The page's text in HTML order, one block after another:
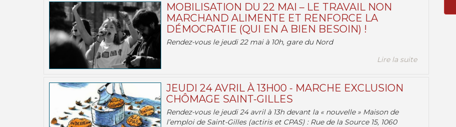
MOBILISATION DU 22 MAI – LE TRAVAIL NON
MARCHAND ALIMENTE ET RENFORCE LA
DÉMOCRATIE (QUI EN A BIEN BESOIN) !
Rendez-vous le jeudi 22 mai à 10h, gare du Nord
Lire la suite
JEUDI 24 AVRIL À 13H00 - MARCHE EXCLUSION
CHÔMAGE SAINT-GILLES
Rendez-vous le jeudi 24 avril à 13h devant la « nouvelle » Maison de
l’emploi de Saint-Gilles (actiris et CPAS) : Rue de la Source 15, 1060